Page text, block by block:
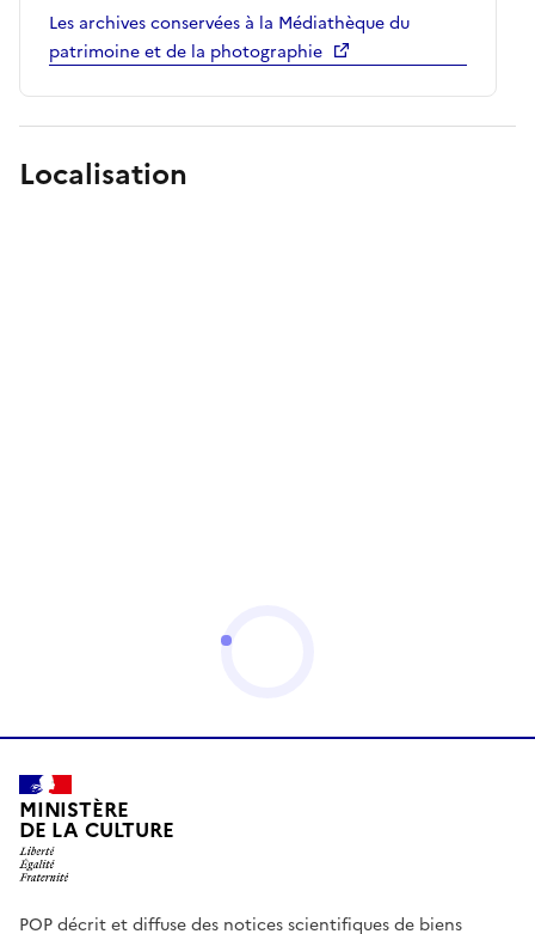
Les archives conservées à la Médiathèque du
patrimoine et de la photographie
Localisation
MINISTÈRE
DE LA CULTURE
POP décrit et diffuse des notices scientifiques de biens